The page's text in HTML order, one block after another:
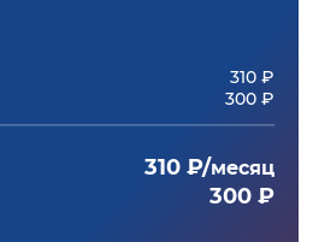
310 ₽
300 ₽
310 ₽/месяц
300 ₽